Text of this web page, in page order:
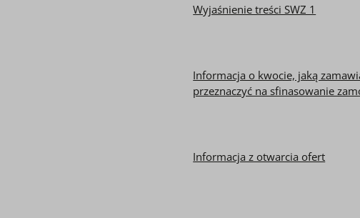
Wyjaśnienie treści SWZ 1
Informacja o kwocie, jaką
przeznaczyć na sfinasowanie
Informacja z otwarcia ofert